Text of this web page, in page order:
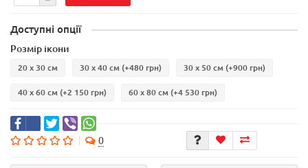
Доступні опції
Розмір ікони
20 х 30 см 30 х 40 см (+480 грн) 30 х 50 см (+900 грн)
40 х 60 см (+2 150 грн) 60 х 80 см (+4 530 грн)
0